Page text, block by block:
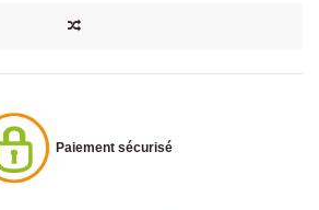
Paiement sécurisé